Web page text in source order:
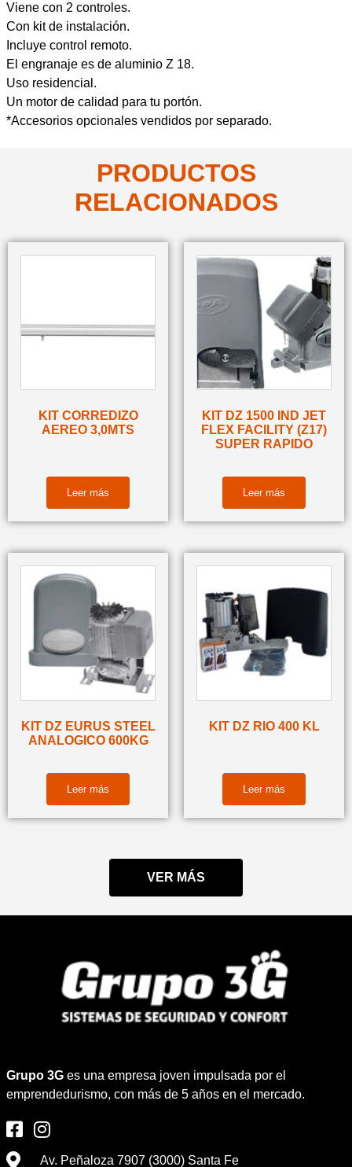
Viene con 2 controles.
Con kit de instalación.
Incluye control remoto.
El engranaje es de aluminio Z 18.
Uso residencial.
Un motor de calidad para tu portón.
*Accesorios opcionales vendidos por separado.
PRODUCTOS
RELACIONADOS
KIT CORREDIZO
AEREO 3,0MTS
Leer más
KIT DZ 1500 IND JET
FLEX FACILITY (Z17)
SUPER RAPIDO
Leer más
KIT DZ EURUS STEEL
ANALOGICO 600KG
Leer más
KIT DZ RIO 400 KL
Leer más
VER MÁS
Grupo 3G es una empresa joven impulsada por el
emprendedurismo, con más de 5 años en el mercado.
Av. Peñaloza 7907 (3000) Santa Fe